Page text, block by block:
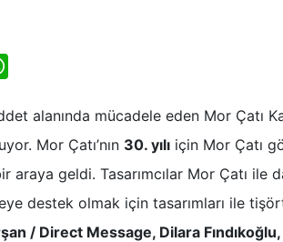
alanında mücadele eden Mor Çatı
Mor Çatı’nın 30. yılı için Mor Çatı
araya geldi. Tasarımcılar Mor Çatı ile
destek olmak için tasarımları ile
/ Direct Message, Dilara